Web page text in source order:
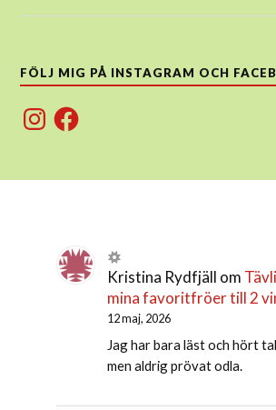
FÖLJ MIG PÅ INSTAGRAM OCH
InstagramFacebook
Kristina Rydfjäll om
mina favoritfröer till 2
12 maj, 2026
Jag har bara läst och hört
men aldrig prövat odla.